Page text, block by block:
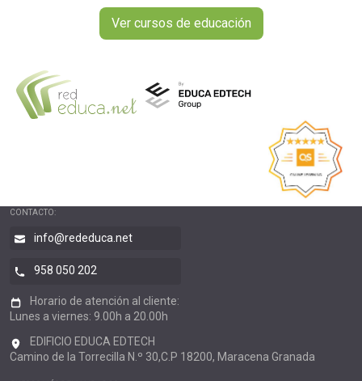
Ver cursos de educación
CONTACTO:
info@rededuca.net
958 050 202
Horario de atención al cliente:
Lunes a viernes: 9.00h a 20.00h
EDIFICIO EDUCA EDTECH
Camino de la Torrecilla N.º 30,C.P 18200, Maracena Granada